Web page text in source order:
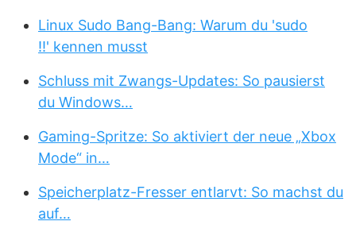
Linux Sudo Bang-Bang: Warum du 'sudo
!!' kennen musst
Schluss mit Zwangs-Updates: So pausierst
du Windows…
Gaming-Spritze: So aktiviert der neue „Xbox
Mode“ in…
Speicherplatz-Fresser entlarvt: So machst du
auf…